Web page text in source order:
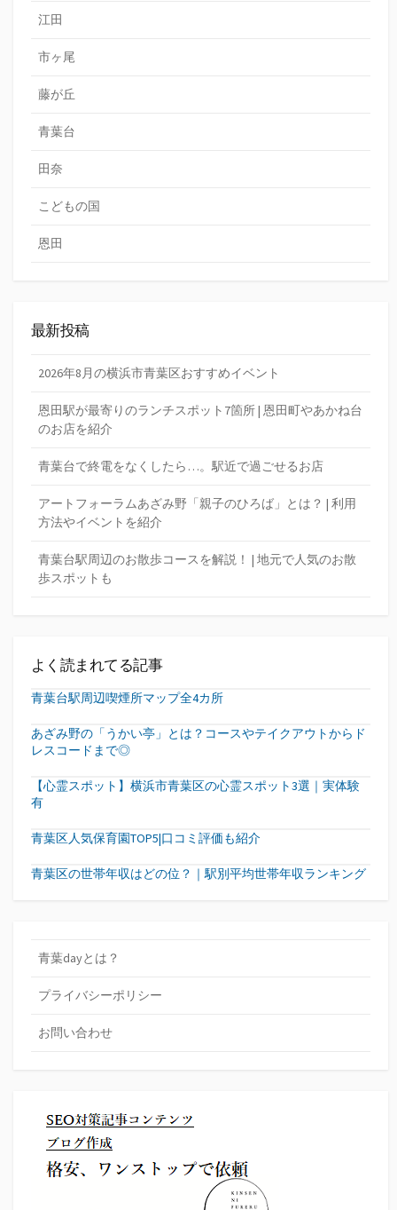
江田
市ヶ尾
藤が丘
青葉台
田奈
こどもの国
恩田
最新投稿
2026年8月の横浜市青葉区おすすめイベント
恩田駅が最寄りのランチスポット7箇所 | 恩田町やあかね台
のお店を紹介
青葉台で終電をなくしたら…。駅近で過ごせるお店
アートフォーラムあざみ野「親子のひろば」とは？ | 利用
方法やイベントを紹介
青葉台駅周辺のお散歩コースを解説！ | 地元で人気のお散
歩スポットも
よく読まれてる記事
青葉台駅周辺喫煙所マップ全4カ所
あざみ野の「うかい亭」とは？コースやテイクアウトからド
レスコードまで◎
【心霊スポット】横浜市青葉区の心霊スポット3選｜実体験
有
青葉区人気保育園TOP5|口コミ評価も紹介
青葉区の世帯年収はどの位？｜駅別平均世帯年収ランキング
青葉dayとは？
プライバシーポリシー
お問い合わせ